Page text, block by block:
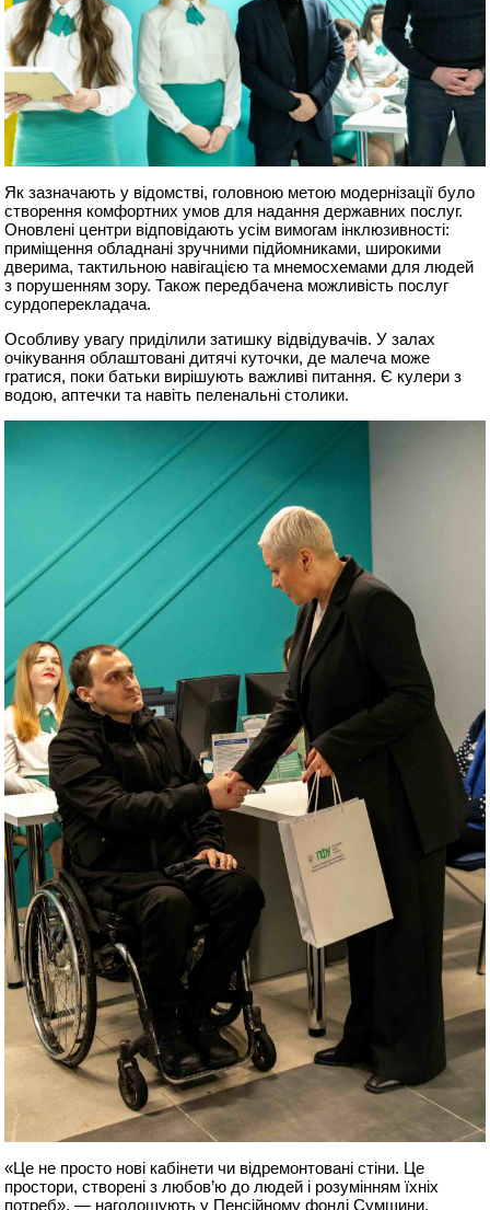
Як зазначають у відомстві, головною метою модернізації було
створення комфортних умов для надання державних послуг.
Оновлені центри відповідають усім вимогам інклюзивності:
приміщення обладнані зручними підйомниками, широкими
дверима, тактильною навігацією та мнемосхемами для людей
з порушенням зору. Також передбачена можливість послуг
сурдоперекладача.
Особливу увагу приділили затишку відвідувачів. У залах
очікування облаштовані дитячі куточки, де малеча може
гратися, поки батьки вирішують важливі питання. Є кулери з
водою, аптечки та навіть пеленальні столики.
«Це не просто нові кабінети чи відремонтовані стіни. Це
простори, створені з любов’ю до людей і розумінням їхніх
потреб», — наголошують у Пенсійному фонді Сумщини.